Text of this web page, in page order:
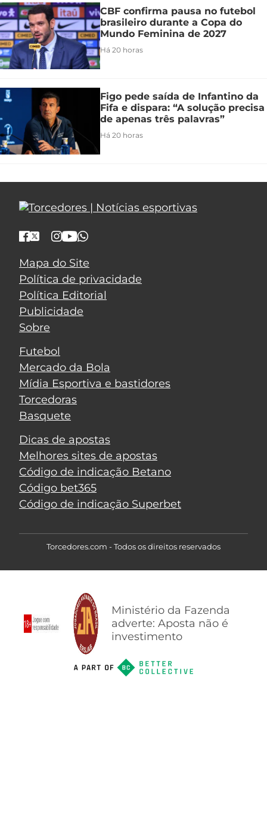
CBF confirma pausa no futebol
brasileiro durante a Copa do
Mundo Feminina de 2027
Há 20 horas
Figo pede saída de Infantino da
Fifa e dispara: “A solução precisa
de apenas três palavras”
Há 20 horas
Mapa do Site
Política de privacidade
Política Editorial
Publicidade
Sobre
Futebol
Mercado da Bola
Mídia Esportiva e bastidores
Torcedoras
Basquete
Dicas de apostas
Melhores sites de apostas
Código de indicação Betano
Código bet365
Código de indicação Superbet
Torcedores.com - Todos os direitos reservados
Ministério da Fazenda
adverte: Aposta não é
investimento